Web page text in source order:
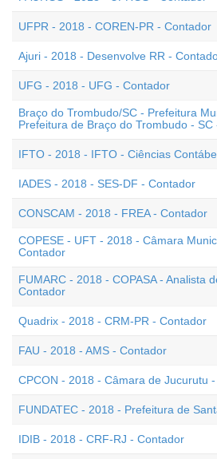
UFPR - 2018 - COREN-PR - Contador
Ajuri - 2018 - Desenvolve RR -
UFG - 2018 - UFG - Contador
Braço do Trombudo/SC - Prefeitura
Prefeitura de Braço do Trombudo - SC
IFTO - 2018 - IFTO - Ciências
IADES - 2018 - SES-DF - Contador
CONSCAM - 2018 - FREA - Contador
COPESE - UFT - 2018 - Câmara
Contador
FUMARC - 2018 - COPASA - Analista
Contador
Quadrix - 2018 - CRM-PR - Contador
FAU - 2018 - AMS - Contador
CPCON - 2018 - Câmara de Jucurutu
FUNDATEC - 2018 - Prefeitura de
IDIB - 2018 - CRF-RJ - Contador